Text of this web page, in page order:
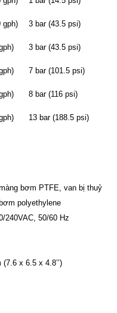
gph) 3 bar (43.5 psi)
3 bar (43.5 psi)
7 bar (101.5 psi)
8 bar (116 psi)
13 bar (188.5 psi)
bơm PTFE, van bị thuỷ
polyethylene
240VAC, 50/60 Hz
x 6.5 x 4.8’’)